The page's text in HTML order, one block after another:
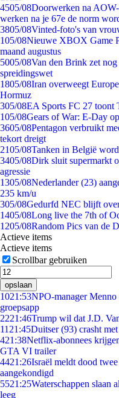
4505/08Doorwerken na
werken na je 67e de norm
3805/08Vinted-foto's van
105/08Nieuwe XBOX Game
maand augustus
5005/08Van den Brink zet nog
spreidingswet
1805/08Iran overweegt
Hormuz
305/08EA Sports FC 27 toont
105/08Gears of War: E-Day
3605/08Pentagon verbruikt
tekort dreigt
2105/08Tanken in België
3405/08Dirk sluit supermarkt
agressie
1305/08Nederlander (23)
235 km/u
305/08Gedurfd NEC blijft
1405/08Long live the 7th of
1205/08Random Pics van de
Actieve items
Actieve items
Scrollbar gebruiken
opslaan
1021:53NPO-manager
groepsapp
2221:46Trump wil dat J.D.
11 21:45Duitser (93) crasht
421:38Netflix-abonnees
GTA VI trailer
4421:26Israël meldt dood
aangekondigd
5521:25Waterschappen slaan
leeg